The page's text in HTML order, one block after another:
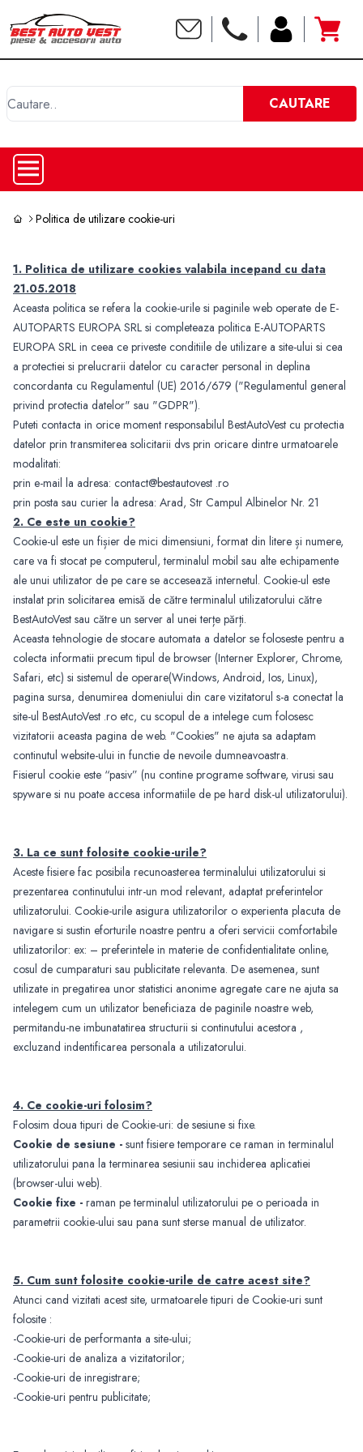
CAUTARE
Politica de utilizare cookie-uri
1. Politica de utilizare cookies valabila incepand cu data
21.05.2018
Aceasta politica se refera la cookie-urile si paginile web operate de E-
AUTOPARTS EUROPA SRL si completeaza politica E-AUTOPARTS
EUROPA SRL in ceea ce priveste conditiile de utilizare a site-ului si cea
a protectiei si prelucrarii datelor cu caracter personal in deplina
concordanta cu Regulamentul (UE) 2016/679 ("Regulamentul general
privind protectia datelor" sau "GDPR").
Puteti contacta in orice moment responsabilul BestAutoVest cu protectia
datelor prin transmiterea solicitarii dvs prin oricare dintre urmatoarele
modalitati:
prin e-mail la adresa: contact@bestautovest .ro
prin posta sau curier la adresa: Arad, Str Campul Albinelor Nr. 21
2. Ce este un cookie?
Cookie-ul este un fișier de mici dimensiuni, format din litere și numere,
care va fi stocat pe computerul, terminalul mobil sau alte echipamente
ale unui utilizator de pe care se accesează internetul. Cookie-ul este
instalat prin solicitarea emisă de către terminalul utilizatorului către
BestAutoVest sau către un server al unei terțe părți.
Aceasta tehnologie de stocare automata a datelor se foloseste pentru a
colecta informatii precum tipul de browser (Interner Explorer, Chrome,
Safari, etc) si sistemul de operare(Windows, Android, Ios, Linux),
pagina sursa, denumirea domeniului din care vizitatorul s-a conectat la
site-ul BestAutoVest .ro etc, cu scopul de a intelege cum folosesc
vizitatorii aceasta pagina de web. "Cookies" ne ajuta sa adaptam
continutul website-ului in functie de nevoile dumneavoastra.
Fisierul cookie este “pasiv” (nu contine programe software, virusi sau
spyware si nu poate accesa informatiile de pe hard disk-ul utilizatorului).
3. La ce sunt folosite cookie-urile?
Aceste fisiere fac posibila recunoasterea terminalului utilizatorului si
prezentarea continutului intr-un mod relevant, adaptat preferintelor
utilizatorului. Cookie-urile asigura utilizatorilor o experienta placuta de
navigare si sustin eforturile noastre pentru a oferi servicii comfortabile
utilizatorilor: ex: – preferintele in materie de confidentialitate online,
cosul de cumparaturi sau publicitate relevanta. De asemenea, sunt
utilizate in pregatirea unor statistici anonime agregate care ne ajuta sa
intelegem cum un utilizator beneficiaza de paginile noastre web,
permitandu-ne imbunatatirea structurii si continutului acestora ,
excluzand indentificarea personala a utilizatorului.
4. Ce cookie-uri folosim?
Folosim doua tipuri de Cookie-uri: de sesiune si fixe.
Cookie de sesiune - sunt fisiere temporare ce raman in terminalul
utilizatorului pana la terminarea sesiunii sau inchiderea aplicatiei
(browser-ului web).
Cookie fixe - raman pe terminalul utilizatorului pe o perioada in
parametrii cookie-ului sau pana sunt sterse manual de utilizator.
5. Cum sunt folosite cookie-urile de catre acest site?
Atunci cand vizitati acest site, urmatoarele tipuri de Cookie-uri sunt
folosite :
-Cookie-uri de performanta a site-ului;
-Cookie-uri de analiza a vizitatorilor;
-Cookie-uri de inregistrare;
-Cookie-uri pentru publicitate;